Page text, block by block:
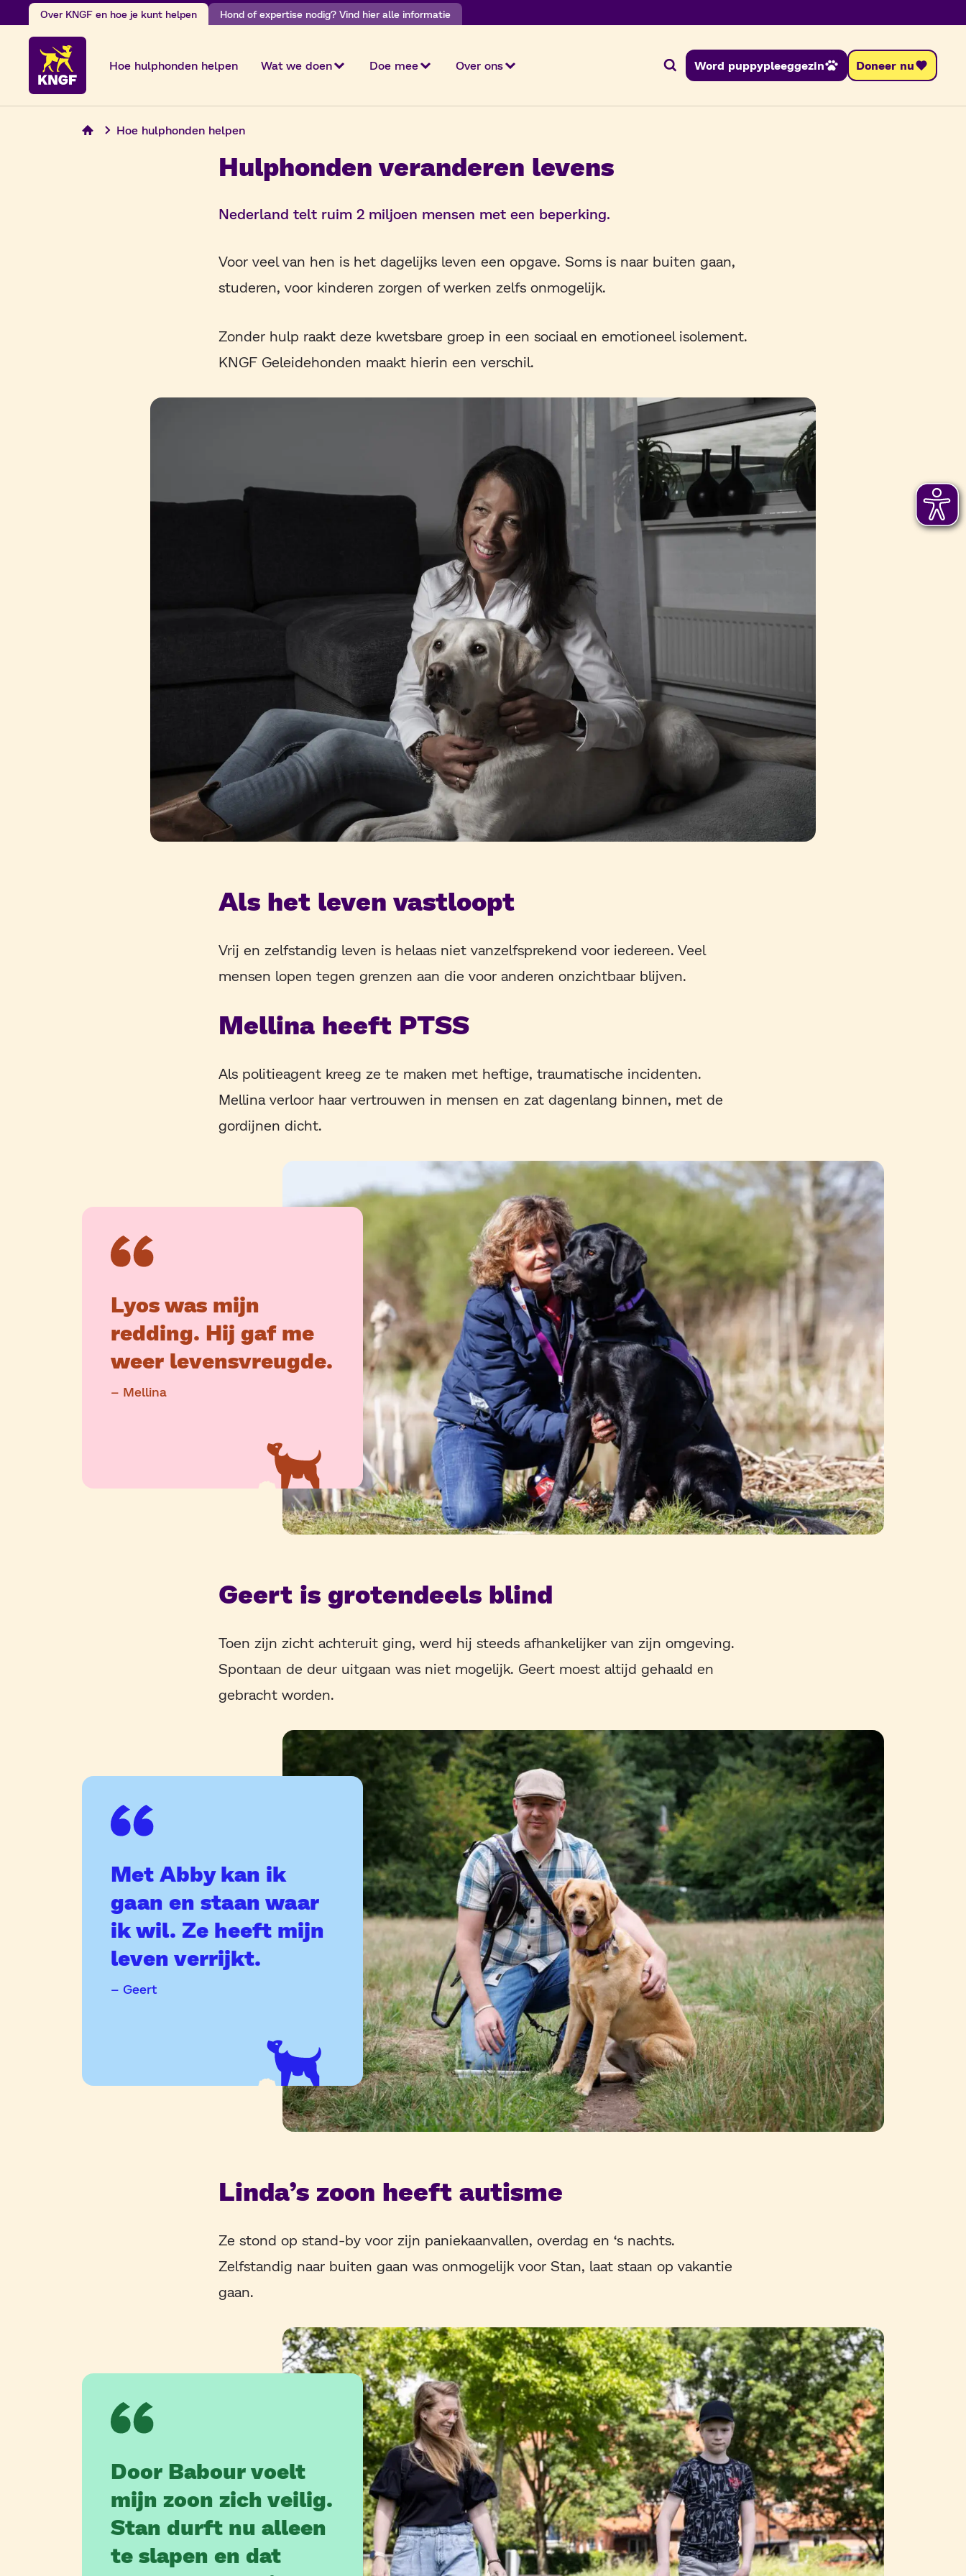
content
Over KNGF en hoe je kunt helpen Hond of expertise nodig? Vind hier alle informatie
Hoe hulphonden helpen Wat we doen Doe mee Over ons ZoekenWord puppypleeggezin Doneer nu
Hoe hulphonden helpen
Hulphonden veranderen levens
Nederland telt ruim 2 miljoen mensen met een beperking.
Voor veel van hen is het dagelijks leven een opgave. Soms is naar buiten gaan,
studeren, voor kinderen zorgen of werken zelfs onmogelijk.
Zonder hulp raakt deze kwetsbare groep in een sociaal en emotioneel isolement.
KNGF Geleidehonden maakt hierin een verschil.
Als het leven vastloopt
Vrij en zelfstandig leven is helaas niet vanzelfsprekend voor iedereen. Veel
mensen lopen tegen grenzen aan die voor anderen onzichtbaar blijven.
Mellina heeft PTSS
Als politieagent kreeg ze te maken met heftige, traumatische incidenten.
Mellina verloor haar vertrouwen in mensen en zat dagenlang binnen, met de
gordijnen dicht.
Lyos was mijn
redding. Hij gaf me
weer levensvreugde.
– Mellina
Geert is grotendeels blind
Toen zijn zicht achteruit ging, werd hij steeds afhankelijker van zijn omgeving.
Spontaan de deur uitgaan was niet mogelijk. Geert moest altijd gehaald en
gebracht worden.
Met Abby kan ik
gaan en staan waar
ik wil. Ze heeft mijn
leven verrijkt.
– Geert
Linda’s zoon heeft autisme
Ze stond op stand-by voor zijn paniekaanvallen, overdag en ‘s nachts.
Zelfstandig naar buiten gaan was onmogelijk voor Stan, laat staan op vakantie
gaan.
Door Babour voelt
mijn zoon zich veilig.
Stan durft nu alleen
te slapen en dat